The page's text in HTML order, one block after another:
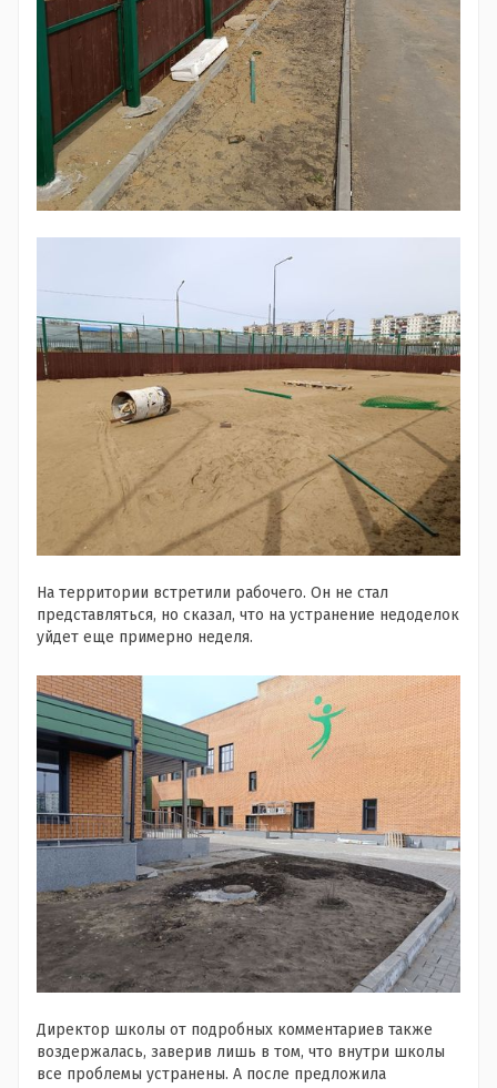
На территории встретили рабочего. Он не стал
представляться, но сказал, что на устранение недоделок
уйдет еще примерно неделя.
Директор школы от подробных комментариев также
воздержалась, заверив лишь в том, что внутри школы
все проблемы устранены. А после предложила